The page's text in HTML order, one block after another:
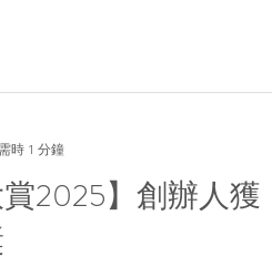
賞2025】創辦人獲
時 1 分鐘